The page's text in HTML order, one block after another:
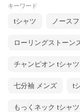
キーワード
tシャツ ノース
ローリングストーン
チャンピオン tシャツ
七分袖 メンズ t
もっくネック tシャツ